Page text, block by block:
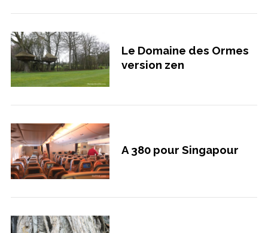
Le Domaine des Ormes
version zen
A 380 pour Singapour